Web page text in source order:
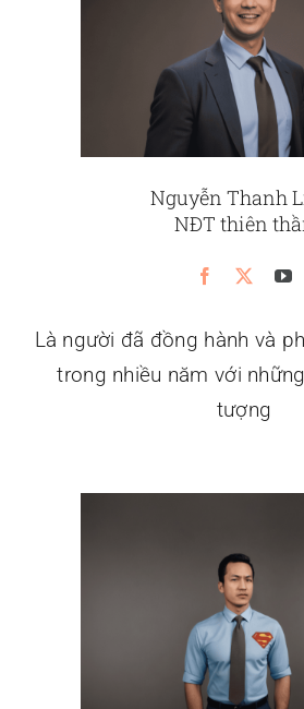
Nguyễn Thanh
NĐT thiên
Là người đã đồng hành và
trong nhiều năm với
tượng